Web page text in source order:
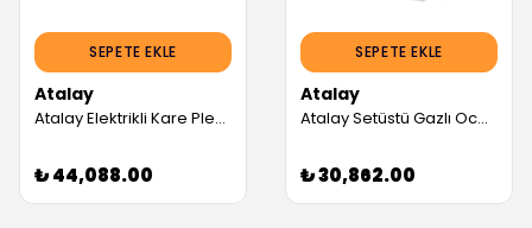
SEPETE EKLE
Atalay
Atalay Elektrikli Kare Pleyt Ocak 5,2 Kw (Servis Garantili)
₺ 44,088.00
SEPETE EKLE
Atalay
Atalay Setüstü Gazlı Ocak, 40x70 cm (Servis Garantili)
₺ 30,862.00